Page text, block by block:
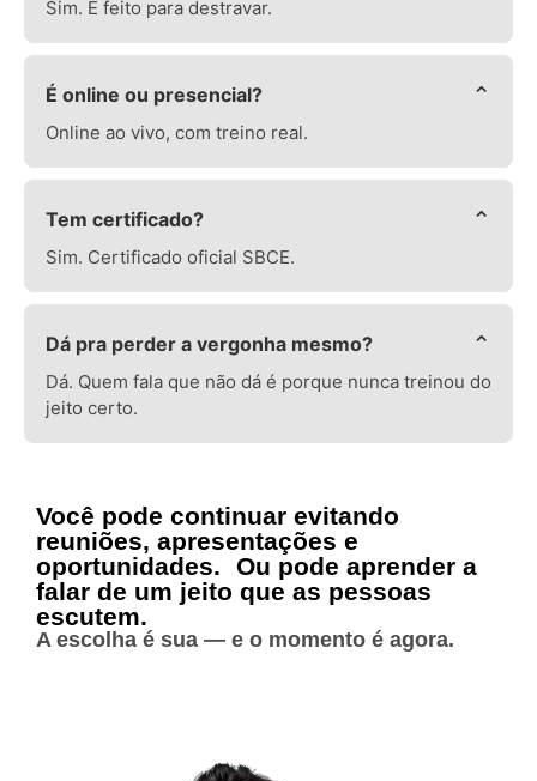
Sim. É feito para destravar.
É online ou presencial? ⌄
Online ao vivo, com treino real.
Tem certificado? ⌄
Sim. Certificado oficial SBCE.
Dá pra perder a vergonha mesmo? ⌄
Dá. Quem fala que não dá é porque nunca treinou do
jeito certo.
Você pode continuar evitando
reuniões, apresentações e
oportunidades. Ou pode aprender a
falar de um jeito que as pessoas
escutem.
A escolha é sua — e o momento é agora.